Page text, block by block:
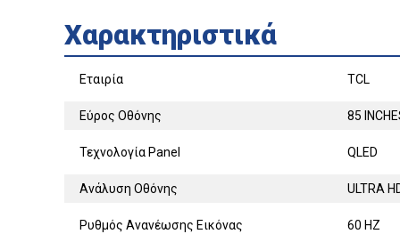
Χαρακτηριστικά
Εταιρία TCL
Εύρος Οθόνης 85
Τεχνολογία Panel QLED
Ανάλυση Οθόνης ULTRA
Ρυθμός Ανανέωσης Εικόνας 60 HZ